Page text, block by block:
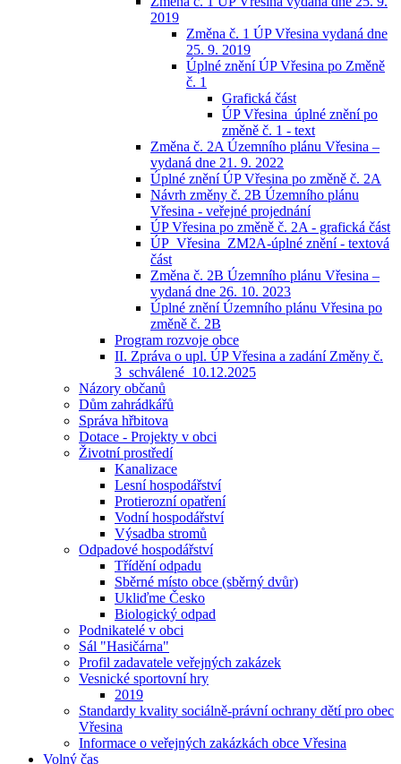
2019
Změna č. 1 ÚP Vřesina vydaná dne
25. 9. 2019
Úplné znění ÚP Vřesina po Změně
č. 1
Grafická část
ÚP Vřesina_úplné znění po
změně č. 1 - text
Změna č. 2A Územního plánu Vřesina –
vydaná dne 21. 9. 2022
Úplné znění ÚP Vřesina po změně č. 2A
Návrh změny č. 2B Územního plánu
Vřesina - veřejné projednání
ÚP Vřesina po změně č. 2A - grafická část
ÚP_Vřesina_ZM2A-úplné znění - textová
část
Změna č. 2B Územního plánu Vřesina –
vydaná dne 26. 10. 2023
Úplné znění Územního plánu Vřesina po
změně č. 2B
Program rozvoje obce
II. Zpráva o upl. ÚP Vřesina a zadání Změny č.
3_schválené_10.12.2025
Názory občanů
Dům zahrádkářů
Správa hřbitova
Dotace - Projekty v obci
Životní prostředí
Kanalizace
Lesní hospodářství
Protierozní opatření
Vodní hospodářství
Výsadba stromů
Odpadové hospodářství
Třídění odpadu
Sběrné místo obce (sběrný dvůr)
Ukliďme Česko
Biologický odpad
Podnikatelé v obci
Sál "Hasičárna"
Profil zadavatele veřejných zakázek
Vesnické sportovní hry
2019
Standardy kvality sociálně-právní ochrany dětí pro obec
Vřesina
Informace o veřejných zakázkách obce Vřesina
Volný čas